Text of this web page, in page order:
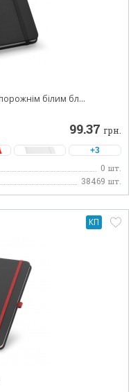
білим бл...
99.37 грн.
+3
0 шт.
38469 шт.
КП